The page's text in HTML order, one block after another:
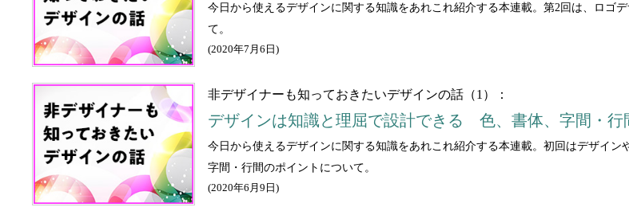
今日から使えるデザインに関する知識をあれこれ紹介する本連載。第2回は、ロゴ
て。
(2020年7月6日 )
非デザイナーも知っておきたいデザインの話（1）：
デザインは知識と理屈で設計できる 色、書体、字間・行
今日から使えるデザインに関する知識をあれこれ紹介する本連載。初回はデザイ
字間・行間のポイントについて。
(2020年6月9日 )